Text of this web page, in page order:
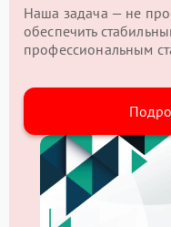
Наша задача — не
обеспечить
профессиональным